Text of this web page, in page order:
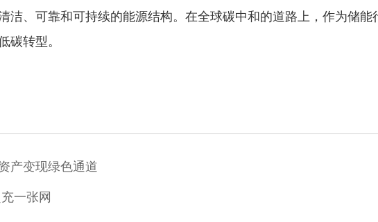
、可靠和可持续的能源结构。在全球碳中和的道路上，作为储能
碳转型。
产变现绿色通道
一张网